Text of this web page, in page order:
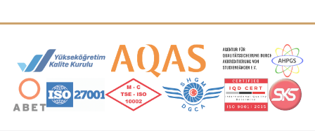
Akreditasyon ve Üyelik Logoları